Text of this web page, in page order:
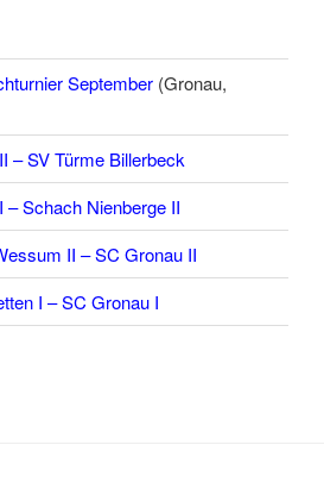
September (Gronau,
– SV Türme Billerbeck
– Schach Nienberge II
II – SC Gronau II
I – SC Gronau I